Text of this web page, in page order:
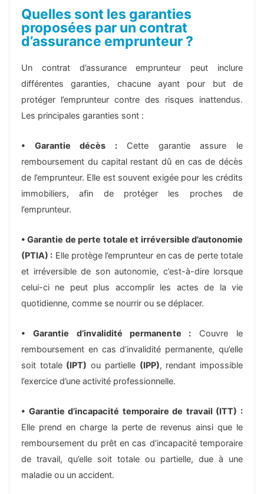
Quelles sont les garanties
proposées par un contrat
d’assurance emprunteur ?
Un contrat d’assurance emprunteur peut inclure
différentes garanties, chacune ayant pour but de
protéger l’emprunteur contre des risques inattendus.
Les principales garanties sont :
• Garantie décès :Cette garantie assure le
remboursement du capital restant dû en cas de décès
de l’emprunteur. Elle est souvent exigée pour les crédits
immobiliers, afin de protéger les proches de
l’emprunteur.
• Garantie de perte totale et irréversible d’autonomie
(PTIA) : Elle protège l’emprunteur en cas de perte totale
et irréversible de son autonomie, c’est-à-dire lorsque
celui-ci ne peut plus accomplir les actes de la vie
quotidienne, comme se nourrir ou se déplacer.
• Garantie d’invalidité permanente : Couvre le
remboursement en cas d’invalidité permanente, qu’elle
soit totale (IPT) ou partielle (IPP), rendant impossible
l’exercice d’une activité professionnelle.
• Garantie d’incapacité temporaire de travail (ITT) :
Elle prend en charge la perte de revenus ainsi que le
remboursement du prêt en cas d’incapacité temporaire
de travail, qu’elle soit totale ou partielle, due à une
maladie ou un accident.